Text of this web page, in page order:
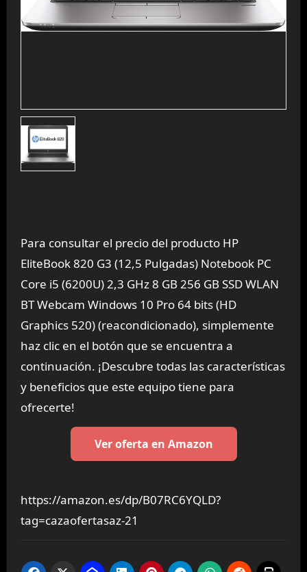
Para consultar el precio del producto HP
EliteBook 820 G3 (12,5 Pulgadas) Notebook PC
Core i5 (6200U) 2,3 GHz 8 GB 256 GB SSD WLAN
BT Webcam Windows 10 Pro 64 bits (HD
Graphics 520) (reacondicionado), simplemente
haz clic en el botón que se encuentra a
continuación. ¡Descubre todas las características
y beneficios que este equipo tiene para
ofrecerte!
Ver oferta en Amazon
https://amazon.es/dp/B07RC6YQLD?
tag=cazaofertasaz-21